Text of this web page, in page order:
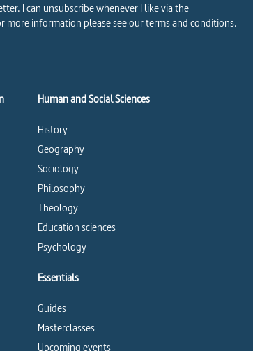
I can unsubscribe whenever I like via the
more information please see our terms and conditions.
Human and Social Sciences
History
Geography
Sociology
Philosophy
Theology
Education sciences
Psychology
Essentials
Guides
Masterclasses
Upcoming events